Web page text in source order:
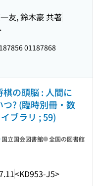
友, 鈴木豪 共著
01187868
の頭脳 : 人間に
? (臨時別冊・数
ブラリ ; 59)
<KD953-J5>
国立国会図書館 全国の図書館